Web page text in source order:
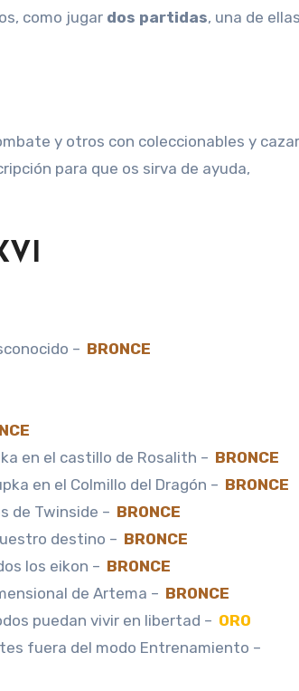
como jugar dos partidas, una de
y otros con coleccionables y cazar
para que os sirva de ayuda,
– BRONCE
en el castillo de Rosalith – BRONCE
en el Colmillo del Dragón – BRONCE
de Twinside – BRONCE
destino – BRONCE
los eikon – BRONCE
de Artema – BRONCE
puedan vivir en libertad – ORO
fuera del modo Entrenamiento –